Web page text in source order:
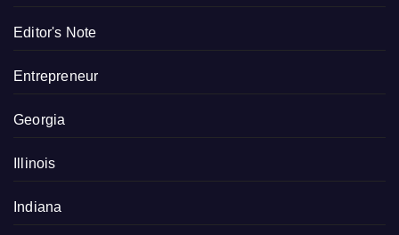
Editor's Note
Entrepreneur
Georgia
Illinois
Indiana